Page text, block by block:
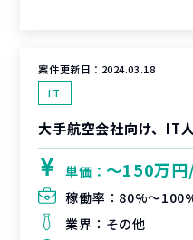
案件更新日： 2024.03.18
IT
大手航空会社向け、IT
単価： 〜150万円
稼働率： 80%〜
業界： その他